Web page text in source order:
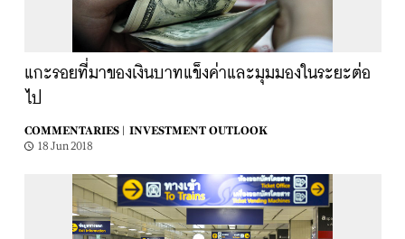
แกะรอยที่มาของเงินบาทแข็งค่าและมุมมองในระยะต่อ
ไป
COMMENTARIES |
INVESTMENT OUTLOOK
18 Jun 2018